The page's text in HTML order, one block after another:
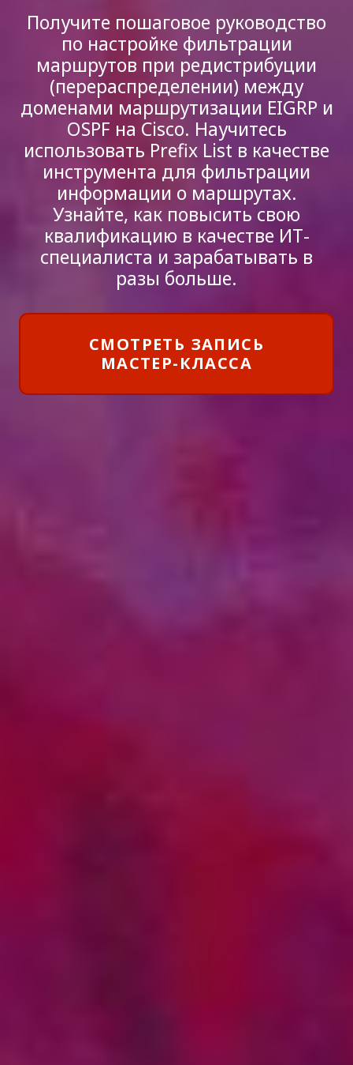
Получите пошаговое руководство
по настройке фильтрации
маршрутов при редистрибуции
(перераспределении) между
доменами маршрутизации EIGRP и
OSPF на Cisco. Научитесь
использовать Prefix List в качестве
инструмента для фильтрации
информации о маршрутах.
Узнайте, как повысить свою
квалификацию в качестве ИТ-
специалиста и зарабатывать в
разы больше.
СМОТРЕТЬ ЗАПИСЬ
МАСТЕР-КЛАССА